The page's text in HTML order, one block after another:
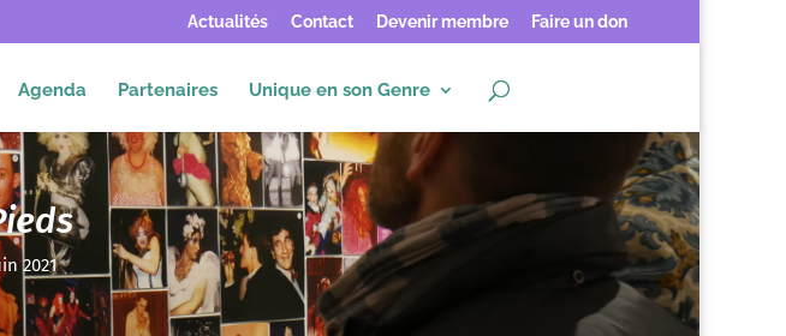
Actualités Contact Devenir membre Faire un don
Agenda Partenaires Unique en son Genre
2021